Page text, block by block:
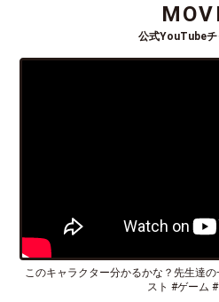
公式YouTubeチ
このキャラクター分かるかな？先生達
スト #ゲーム